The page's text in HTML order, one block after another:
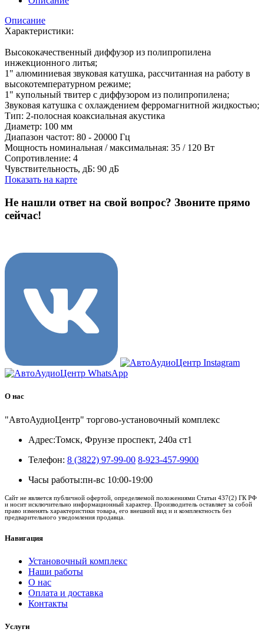
Описание
Характеристики:
Высококачественный диффузор из полипропилена
инжекционного литья;
1" алюминиевая звуковая катушка, рассчитанная на работу в
высокотемпературном режиме;
1" купольный твитер с диффузором из полипропилена;
Звуковая катушка с охлаждением ферромагнитной жидкостью;
Тип: 2-полосная коаксиальная акустика
Диаметр: 100 мм
Диапазон частот: 80 - 20000 Гц
Мощность номинальная / максимальная: 35 / 120 Вт
Сопротивление: 4
Чувствительность, дБ: 90 дБ
Показать на карте
Не нашли ответ на свой вопрос? Звоните прямо
сейчас!
О нас
"АвтоАудиоЦентр" торгово-установочный комплекс
Адрес:Томск, Фрунзе проспект, 240а ст1
Телефон: 8 (3822) 97-99-00 8-923-457-9900
Часы работы:пн-вс 10:00-19:00
Сайт не является публичной офертой, определяемой положениями Статьи 437(2) ГК РФ
и носит исключительно информационный характер. Производитель оставляет за собой
право изменять характеристики товара, его внешний вид и и комплектность без
предварительного уведомления продавца.
Навигация
Установочный комплекс
Наши работы
О нас
Оплата и доставка
Контакты
Услуги